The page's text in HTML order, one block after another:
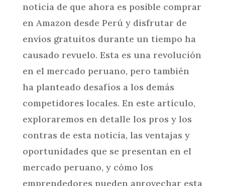
noticia de que ahora es posible comprar
en Amazon desde Perú y disfrutar de
envíos gratuitos durante un tiempo ha
causado revuelo. Esta es una revolución
en el mercado peruano, pero también
ha planteado desafíos a los demás
competidores locales. En este artículo,
exploraremos en detalle los pros y los
contras de esta noticia, las ventajas y
oportunidades que se presentan en el
mercado peruano, y cómo los
emprendedores pueden aprovechar esta